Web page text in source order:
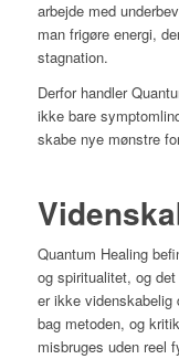
arbejde med
man frigøre energi,
stagnation.
Derfor handler
ikke bare
skabe nye mønstre
Quantum Healing
og spiritualitet, og
er ikke videnskabelig
bag metoden, og
misbruges uden reel